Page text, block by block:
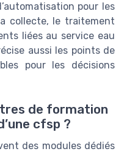
pour les
collecte, le traitement
liées au service eau
aussi les points de
pour les décisions
de formation
cfsp ?
des modules dédiés